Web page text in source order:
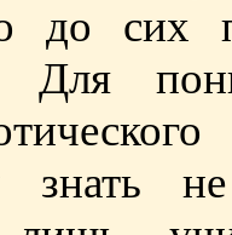
до сих
Для
знать